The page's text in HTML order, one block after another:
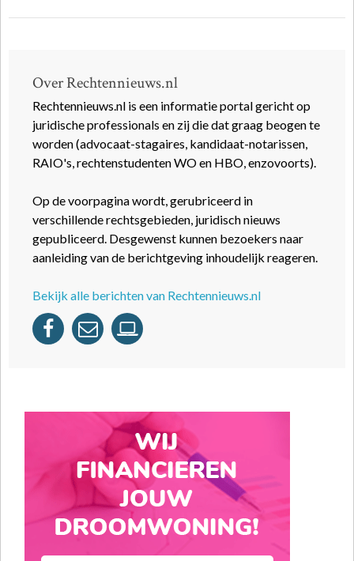
Over Rechtennieuws.nl
Rechtennieuws.nl is een informatie portal gericht op
juridische professionals en zij die dat graag beogen te
worden (advocaat-stagaires, kandidaat-notarissen,
RAIO's, rechtenstudenten WO en HBO, enzovoorts).
Op de voorpagina wordt, gerubriceerd in
verschillende rechtsgebieden, juridisch nieuws
gepubliceerd. Desgewenst kunnen bezoekers naar
aanleiding van de berichtgeving inhoudelijk reageren.
Bekijk alle berichten van Rechtennieuws.nl